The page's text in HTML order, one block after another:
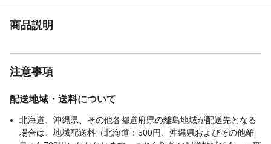
商品説明
注意事項
配送地域・送料について
北海道、沖縄県、その他各都道府県の離島地域が配送先となる
場合は、地域配送料（北海道：500円、沖縄県およびその他離